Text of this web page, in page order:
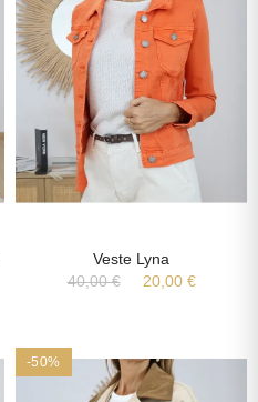
Veste Lyna
40,00 €
20,00 €
-50%